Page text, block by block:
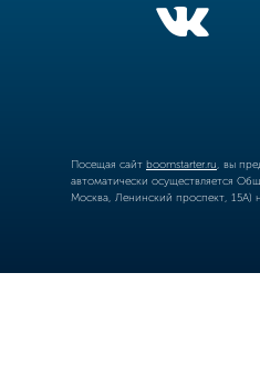
Посещая сайт boomstarter.ru , вы
автоматически осуществляется
Москва, Ленинский проспект, 15А)